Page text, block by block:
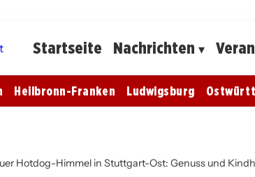
Startseite Nachrichten
Heilbronn-Franken Ludwigsburg
Hotdog-Himmel in Stuttgart-Ost: Genuss und